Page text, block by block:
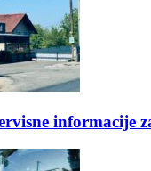
informacije